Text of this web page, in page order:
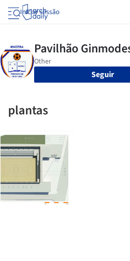
Iniciar sessão
Seguir
plantas